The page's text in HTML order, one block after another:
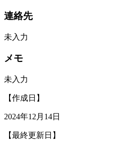
連絡先
未入力
メモ
未入力
【作成日】
2024年12月14日
【最終更新日】